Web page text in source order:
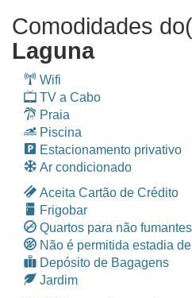
Comodidades
Laguna
Wifi
TV a Cabo
Praia
Piscina
Estacionamento privativo
Ar condicionado
Aceita Cartão de Crédito
Frigobar
Quartos para não fumantes
Não é permitida estadia
Depósito de Bagagens
Jardim